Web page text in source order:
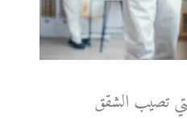
تصيب الشقق